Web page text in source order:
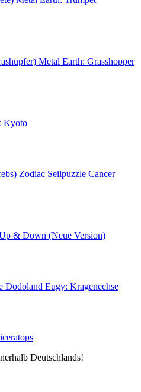
Metal Earth: Grasshopper
Kyoto
Zodiac Seilpuzzle Cancer
& Down (Neue Version)
Dodoland Eugy: Kragenechse
Deutschlands!